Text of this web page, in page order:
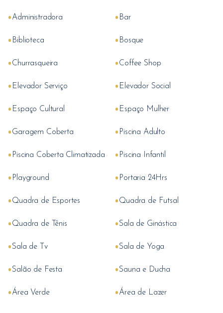
•Administradora • Bar
• Biblioteca • Bosque
•Churrasqueira •Coffee Shop
• Elevador Serviço • Elevador Social
• Espaço Cultural • Espaço Mulher
•Garagem Coberta • Piscina Adulto
• Piscina Coberta Climatizada • Piscina Infantil
• Playground • Portaria 24Hrs
•Quadra de Esportes •Quadra de Futsal
•Quadra de Tênis •Sala de Ginástica
•Sala de Tv •Sala de Yoga
•Salão de Festa •Sauna e Ducha
•Área Verde •Área de Lazer